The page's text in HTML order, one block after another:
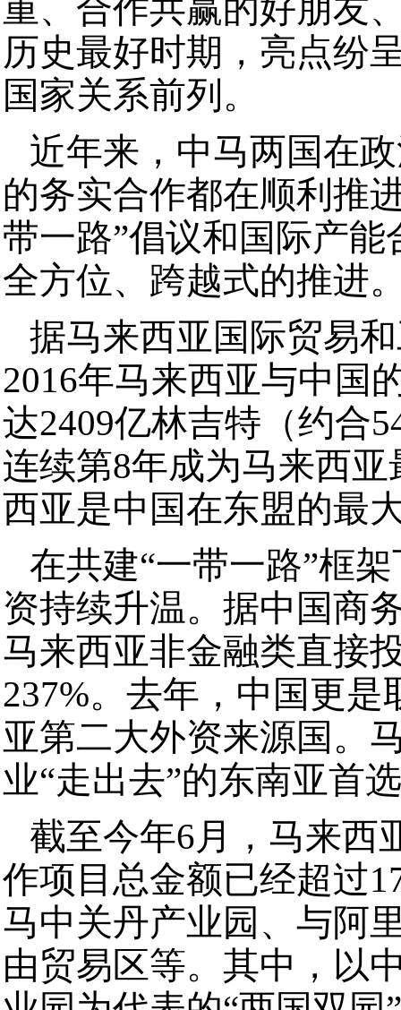
重、合作共赢的好朋友
历史最好时期，亮点纷
国家关系前列。
近年来，中马两国在
的务实合作都在顺利推
带一路”倡议和国际产
全方位、跨越式的推进
据马来西亚国际贸易
2016年马来西亚与中国
达2409亿林吉特（约合
连续第8年成为马来西
西亚是中国在东盟的最
在共建“一带一路”框
资持续升温。据中国商
马来西亚非金融类直接
237%。去年，中国更
亚第二大外资来源国。
业“走出去”的东南亚首
截至今年6月，马来西
作项目总金额已经超过
马中关丹产业园、与阿
由贸易区等。其中，以